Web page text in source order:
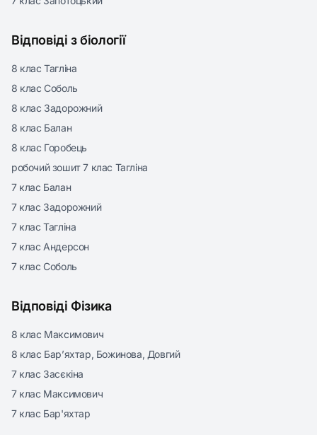
Відповіді з біології
8 клас Тагліна
8 клас Соболь
8 клас Задорожний
8 клас Балан
8 клас Горобець
робочий зошит 7 клас Тагліна
7 клас Балан
7 клас Задорожний
7 клас Тагліна
7 клас Андерсон
7 клас Соболь
Відповіді Фізика
8 клас Максимович
8 клас Бар’яхтар, Божинова, Довгий
7 клас Засєкіна
7 клас Максимович
7 клас Бар'яхтар